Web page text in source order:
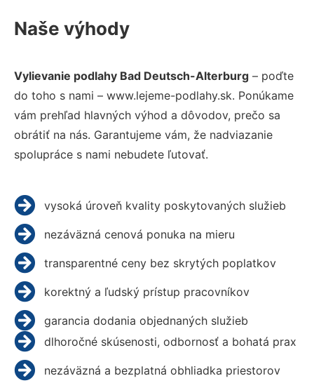
Naše výhody
Vylievanie podlahy Bad Deutsch-Alterburg – poďte
do toho s nami – www.lejeme-podlahy.sk. Ponúkame
vám prehľad hlavných výhod a dôvodov, prečo sa
obrátiť na nás. Garantujeme vám, že nadviazanie
spolupráce s nami nebudete ľutovať.
vysoká úroveň kvality poskytovaných služieb
nezáväzná cenová ponuka na mieru
transparentné ceny bez skrytých poplatkov
korektný a ľudský prístup pracovníkov
garancia dodania objednaných služieb
dlhoročné skúsenosti, odbornosť a bohatá prax
nezáväzná a bezplatná obhliadka priestorov